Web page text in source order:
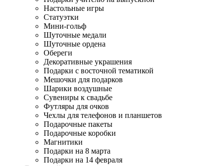
Настольные игры
Статуэтки
Мини-гольф
Шуточные медали
Шуточные ордена
Обереги
Декоративные украшения
Подарки с восточной тематикой
Мешочки для подарков
Шарики воздушные
Сувениры к свадьбе
Футляры для очков
Чехлы для телефонов и планшетов
Подарочные пакеты
Подарочные коробки
Магнитики
Подарки на 8 марта
Подарки на 14 февраля